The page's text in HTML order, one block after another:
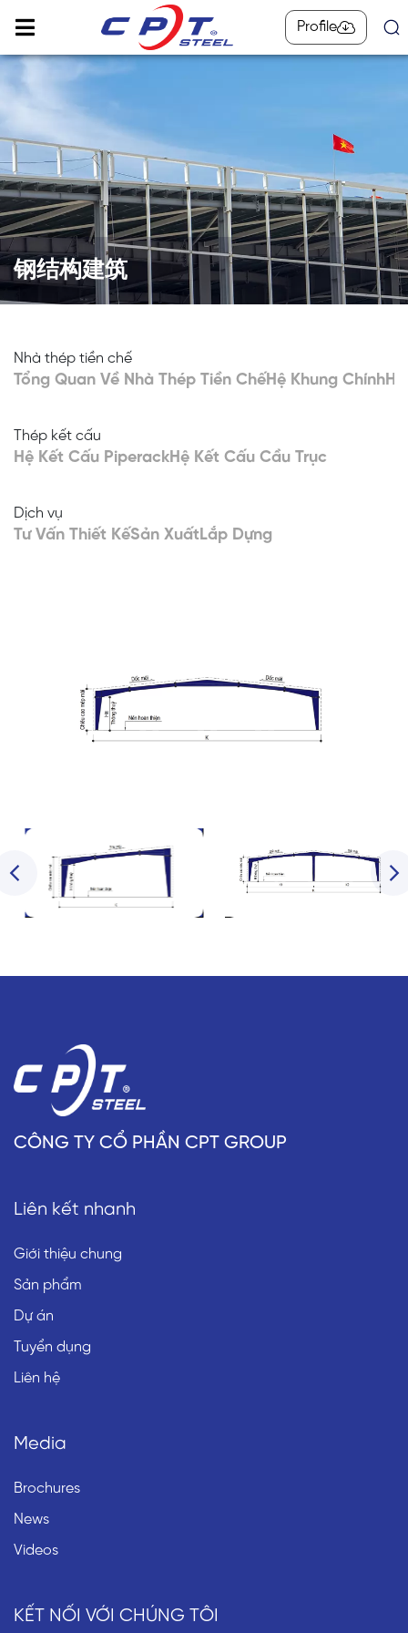
Profile
钢结构建筑
Nhà thép tiền chế
Tổng Quan Về Nhà Thép Tiền ChếHệ Khung Chính
Thép kết cấu
Hệ Kết Cấu PiperackHệ Kết Cấu Cầu Trục
Dịch vụ
Tư Vấn Thiết KếSản XuấtLắp Dựng
CÔNG TY CỔ PHẦN CPT GROUP
Liên kết nhanh
Giới thiệu chung
Sản phẩm
Dự án
Tuyển dụng
Liên hệ
Media
Brochures
News
Videos
KẾT NỐI VỚI CHÚNG TÔI